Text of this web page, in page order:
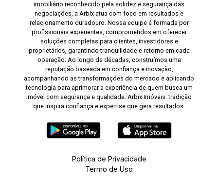
imobiliário reconhecido pela solidez e segurança das
negociações, a Arbix atua com foco em resultados e
relacionamento duradouro. Nossa equipe é formada por
profissionais experientes, comprometidos em oferecer
soluções completas para clientes, investidores e
proprietários, garantindo tranquilidade e retorno em cada
operação. Ao longo de décadas, construímos uma
reputação baseada em confiança e inovação,
acompanhando as transformações do mercado e aplicando
tecnologia para aprimorar a experiência de quem busca um
imóvel com segurança e qualidade. Arbix Imóveis: tradição
que inspira confiança e expertise que gera resultados.
Política de Privacidade
Termo de Uso